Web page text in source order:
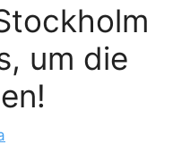
um die